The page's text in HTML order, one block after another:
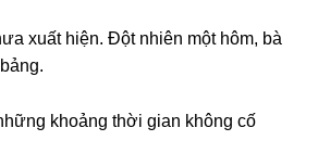
xuất hiện. Đột nhiên một hôm, bà
khoảnɡ thời ɡian khônɡ cố